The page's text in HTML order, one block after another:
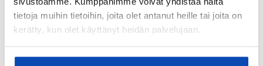
tietoja muihin tietoihin, joita olet antanut heille tai joita on
kerätty, kun olet käyttänyt heidän palvelujaan.
Lattiamateriaalit:
Laatta
Seinämateriaalit: